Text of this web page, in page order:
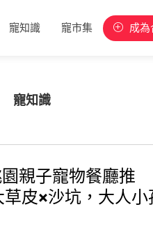
寵知識 寵市集 成為
寵知識
親子寵物餐廳推
皮×沙坑，大人小